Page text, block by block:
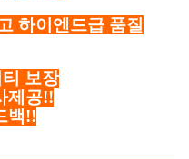
하이엔드급 품질
보장
제공!!
백!!